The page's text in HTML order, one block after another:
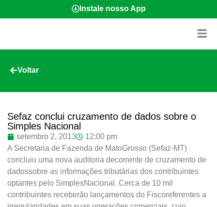
Instale nosso App
Voltar
Sefaz conclui cruzamento de dados sobre o
Simples Nacional
setembro 2, 2013
12:00 pm
A Secretaria de Fazenda de MatoGrosso (Sefaz-MT)
concluiu uma nova auditoria decorrente de cruzamento de
dadossobre as informações tributárias dos contribuintes
optantes pelo SimplesNacional. Cerca de 10 mil
contribuintes receberão lançamentos do Fiscoreferentes a